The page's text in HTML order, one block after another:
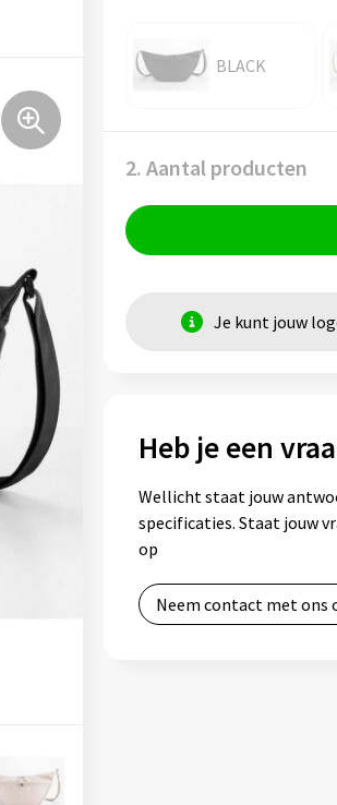
BLACK
2. Aantal producten
Je kunt jouw
Heb je een
Wellicht staat jouw
specificaties. Staat jouw
op
Neem contact met ons